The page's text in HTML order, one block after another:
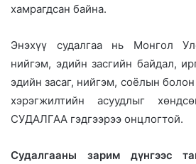
a
l
хамрагдсан байна.
Энэхүү судалгаа нь Монгол
нийгэм, эдийн засгийн байдал,
эдийн засаг, нийгэм, соёлын
хэрэгжилтийн асуудлыг
СУДАЛГАА гэдгээрээ онцлогтой.
Судалгааны зарим дүнгээс